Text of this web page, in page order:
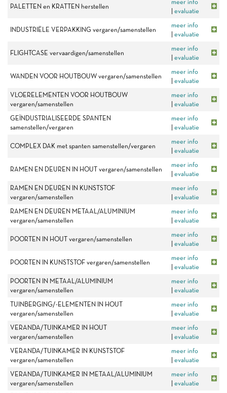
PALETTEN en KRATTEN herstellen
meer info
evaluatie
INDUSTRIËLE VERPAKKING vergaren/samenstellen
meer info
evaluatie
FLIGHTCASE vervaardigen/samenstellen
meer info
evaluatie
WANDEN VOOR HOUTBOUW vergaren/samenstellen
meer info
evaluatie
VLOERELEMENTEN VOOR HOUTBOUW
vergaren/samenstellen
meer info
evaluatie
GEÏNDUSTRIALISEERDE SPANTEN
samenstellen/vergaren
meer info
evaluatie
COMPLEX DAK met spanten samenstellen/vergaren
meer info
evaluatie
RAMEN EN DEUREN IN HOUT vergaren/samenstellen
meer info
evaluatie
RAMEN EN DEUREN IN KUNSTSTOF
vergaren/samenstellen
meer info
evaluatie
RAMEN EN DEUREN METAAL/ALUMINIUM
vergaren/samenstellen
meer info
evaluatie
POORTEN IN HOUT vergaren/samenstellen
meer info
evaluatie
POORTEN IN KUNSTSTOF vergaren/samenstellen
meer info
evaluatie
POORTEN IN METAAL/ALUMINIUM
vergaren/samenstellen
meer info
evaluatie
TUINBERGING/-ELEMENTEN IN HOUT
vergaren/samenstellen
meer info
evaluatie
VERANDA/TUINKAMER IN HOUT
vergaren/samenstellen
meer info
evaluatie
VERANDA/TUINKAMER IN KUNSTSTOF
vergaren/samenstellen
meer info
evaluatie
VERANDA/TUINKAMER IN METAAL/ALUMINIUM
vergaren/samenstellen
meer info
evaluatie